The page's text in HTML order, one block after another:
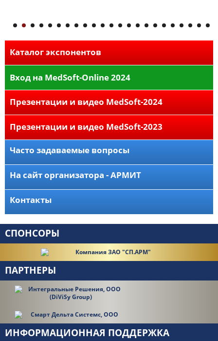
Каталог экспонентов
Вход на MedSoft-Online 2024
Презентации и видео MedSoft-2024
Презентации и видео MedSoft-2023
Часто задаваемые вопросы
На сайт организатора - АРМИТ
Контакты
СПОНСОРЫ
ПАРТНЕРЫ
ИНФОРМАЦИОННАЯ ПОДДЕРЖКА